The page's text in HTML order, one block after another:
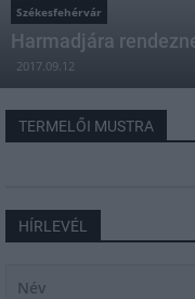
Székesfehérvár
Harmadjára
2017.09.12
TERMELŐI MUSTRA
HÍRLEVÉL
Név